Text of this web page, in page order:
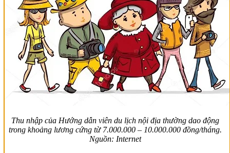
Thu nhập của Hướng dẫn viên du lịch nội địa thường dao động
trong khoảng lương cứng từ 7.000.000 – 10.000.000 đồng/tháng.
Nguồn: Internet